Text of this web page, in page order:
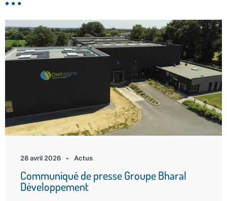
28 avril 2026 - Actus
Communiqué de presse Groupe Bharal
Développement